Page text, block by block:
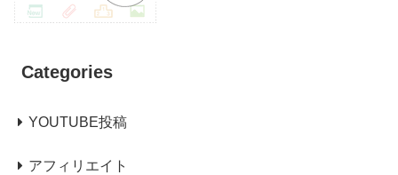
Categories
YOUTUBE投稿
アフィリエイト